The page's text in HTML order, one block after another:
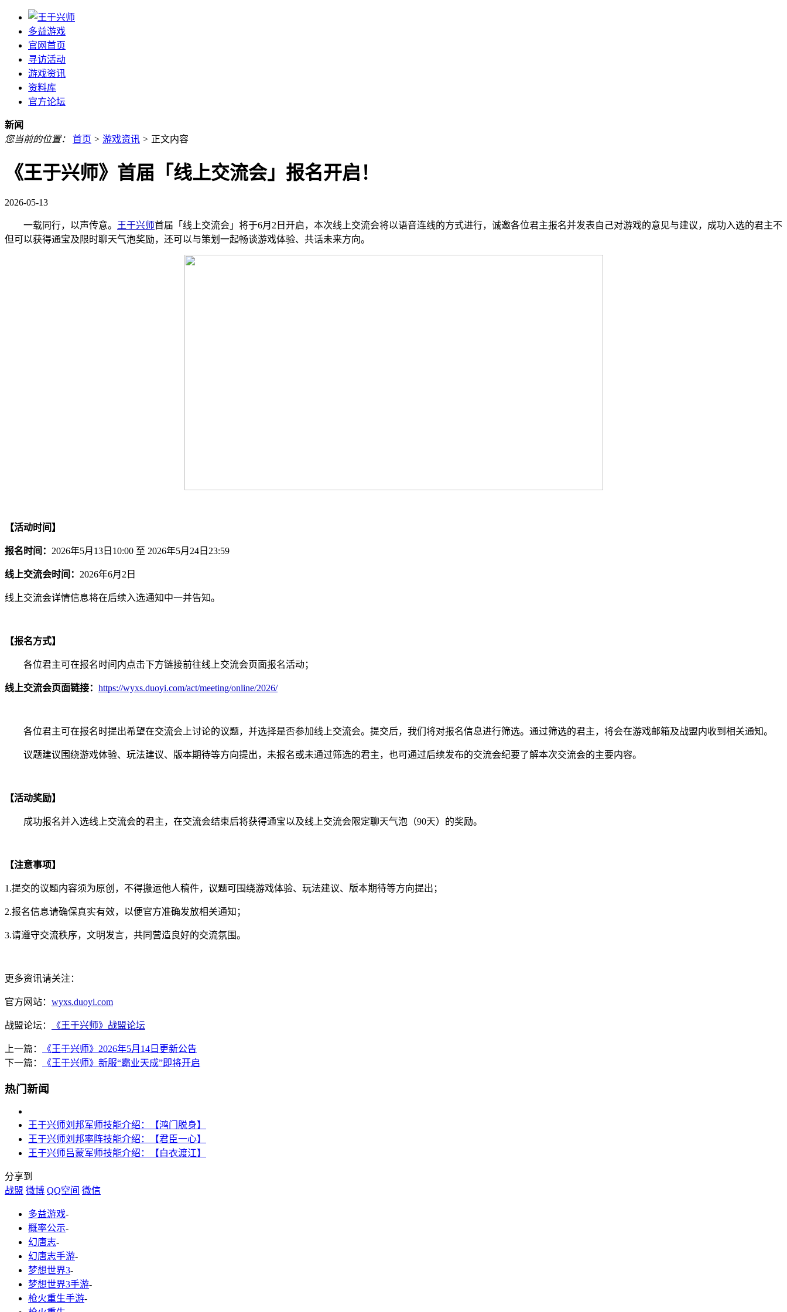
多益游戏
官网首页
寻访活动
游戏资讯
资料库
官方论坛
新闻
您当前的位置：
首页 > 游戏资讯 > 正文内容
《王于兴师》首届「线上交流会」报名开启！
2026-05-13
一载同行，以声传意。 王于兴师首届「线上交流会」将于6月2日开启，本次线上交流会将以语音连线的方式进行，诚邀各位君主报名并发表自己对游戏的意见与建议，成功入选的君主不
但可以获得通宝及限时聊天气泡奖励，还可以与策划一起畅谈游戏体验、共话未来方向。
【活动时间】
报名时间： 2026年5月13日10:00 至 2026年5月24日23:59
线上交流会时间： 2026年6月2日
线上交流会详情信息将在后续入选通知中一并告知。
【报名方式】
各位君主可在报名时间内点击下方链接前往线上交流会页面报名活动；
线上交流会页面链接： https://wyxs.duoyi.com/act/meeting/online/2026/
各位君主可在报名时提出希望在交流会上讨论的议题，并选择是否参加线上交流会。提交后，我们将对报名信息进行筛选。通过筛选的君主，将会在游戏邮箱及战盟内收到相关通知。
议题建议围绕游戏体验、玩法建议、版本期待等方向提出，未报名或未通过筛选的君主，也可通过后续发布的交流会纪要了解本次交流会的主要内容。
【活动奖励】
成功报名并入选线上交流会的君主，在交流会结束后将获得通宝以及线上交流会限定聊天气泡（90天）的奖励。
【注意事项】
1.提交的议题内容须为原创，不得搬运他人稿件，议题可围绕游戏体验、玩法建议、版本期待等方向提出；
2.报名信息请确保真实有效，以便官方准确发放相关通知；
3.请遵守交流秩序，文明发言，共同营造良好的交流氛围。
更多资讯请关注：
官方网站： wyxs.duoyi.com
战盟论坛： 《王于兴师》战盟论坛
上一篇：
《王于兴师》2026年5月14日更新公告
下一篇：
《王于兴师》新服“霸业天成”即将开启
热门新闻
王于兴师刘邦军师技能介绍：【鸿门脱身】
王于兴师刘邦率阵技能介绍：【君臣一心】
王于兴师吕蒙军师技能介绍：【白衣渡江】
分享到
战盟 微博 QQ空间 微信
多益游戏-
概率公示-
幻唐志-
幻唐志手游-
梦想世界3-
梦想世界3手游-
枪火重生手游-